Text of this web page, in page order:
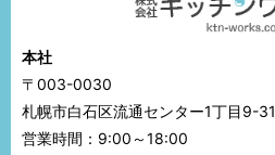
本社
〒003-0030
札幌市白石区流通センター1丁目9-31
営業時間：9:00～18:00